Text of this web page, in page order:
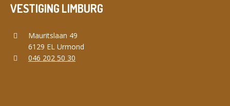
VESTIGING LIMBURG
Mauritslaan 49
6129 EL Urmond
046 202 50 30